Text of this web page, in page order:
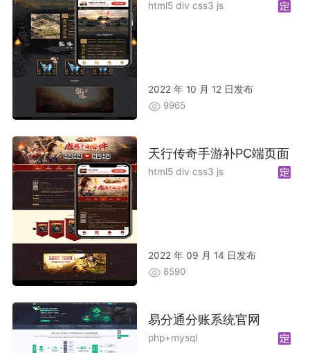
html5 div css3 js
2022 年 10 月 12 日发布
9965
天行传奇手游补PC端页面
html5 div css3 js
2022 年 09 月 14 日发布
8590
易分通分账系统官网
php+mysql